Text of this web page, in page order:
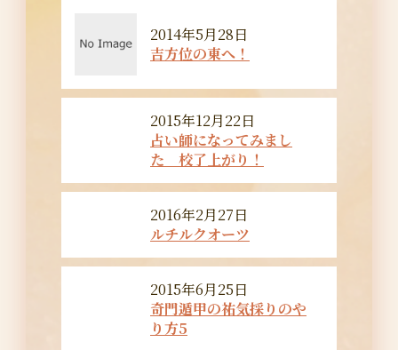
2014年5月28日
吉方位の東へ！
2015年12月22日
占い師になってみまし
た 校了上がり！
2016年2月27日
ルチルクオーツ
2015年6月25日
奇門遁甲の祐気採りのや
り方5